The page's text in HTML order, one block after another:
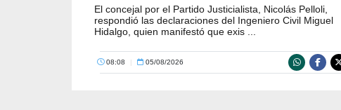
El concejal por el Partido Justicialista, Nicolás Pelloli,
respondió las declaraciones del Ingeniero Civil Miguel
Hidalgo, quien manifestó que exis ...
08:08 | 05/08/2026